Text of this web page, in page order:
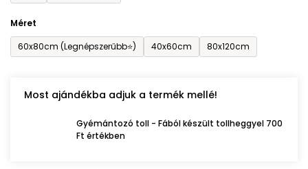
Méret
60x80cm (Legnépszerűbb⭐)
40x60cm 80x120cm
Most ajándékba adjuk a termék mellé!
Gyémántozó toll - Fából készült tollheggyel 700
Ft értékben